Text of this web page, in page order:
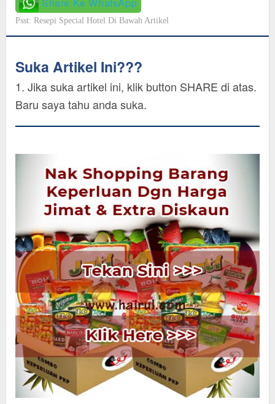
Psst: Resepi Special Hotel Di Bawah Artikel
Suka Artikel Ini???
1. Jika suka artikel ini, klik button SHARE di atas.
Baru saya tahu anda suka.